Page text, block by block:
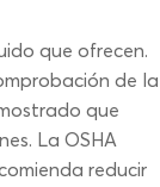
que ofrecen.
de la
que
La OSHA
reducir